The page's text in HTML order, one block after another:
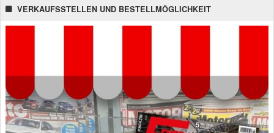
VERKAUFSSTELLEN UND BESTELLMÖGLICHKEIT